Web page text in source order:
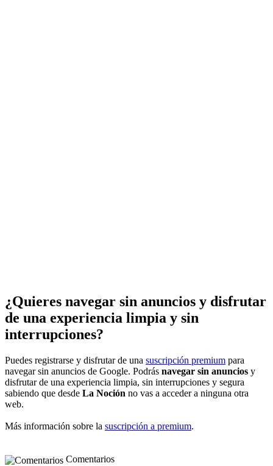
¿Quieres navegar sin anuncios y disfrutar
de una experiencia limpia y sin
interrupciones?
Puedes registrarse y disfrutar de una suscripción premium para
navegar sin anuncios de Google. Podrás navegar sin anuncios y
disfrutar de una experiencia limpia, sin interrupciones y segura
sabiendo que desde La Noción no vas a acceder a ninguna otra
web.
Más información sobre la suscripción a premium.
Comentarios